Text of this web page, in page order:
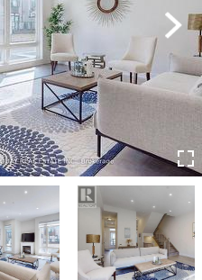
Next